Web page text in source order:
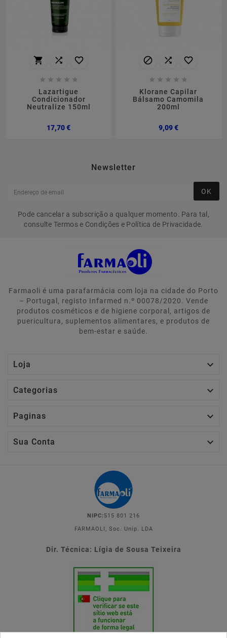
  
    
Lazartigue
Condicionador
Neutralize 150ml
17,70 €Preço
  
    
Klorane Capilar
Bálsamo Camomila
200ml
9,09 €Preço
Newsletter
OK
Pode cancelar a subscrição a qualquer momento. Para tal,
consulte Termos e Condições e Política de Privacidade.
Farmaoli é uma parafarmácia com loja na cidade do Porto
– Portugal, registo Infarmed n.º 00078/2020. Vende
produtos cosméticos e de higiene corporal, artigos de
puericultura, suplementos alimentares, e produtos de
bem-estar e saúde.
Loja 
Categorias 
Paginas 
Sua Conta 
NIPC: 515 801 216
FARMAOLI, Soc. Unip. LDA
Dir. Técnica: Lígia de Sousa Teixeira